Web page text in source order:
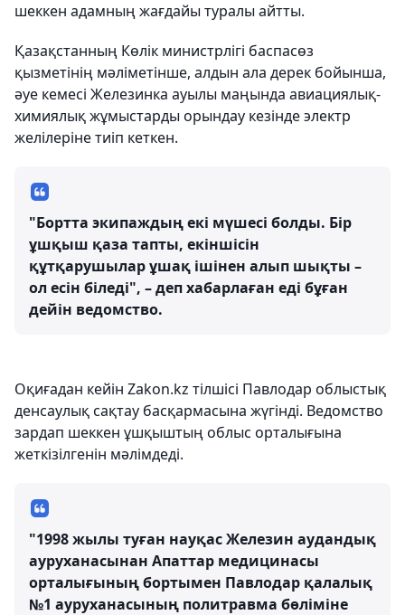
шеккен адамның жағдайы туралы айтты.
Қазақстанның Көлік министрлігі баспасөз
қызметінің мәліметінше, алдын ала дерек бойынша,
әуе кемесі Железинка ауылы маңында авиациялық-
химиялық жұмыстарды орындау кезінде электр
желілеріне тиіп кеткен.
"Бортта экипаждың екі мүшесі болды. Бір
ұшқыш қаза тапты, екіншісін
құтқарушылар ұшақ ішінен алып шықты –
ол есін біледі", – деп хабарлаған еді бұған
дейін ведомство.
Оқиғадан кейін Zakon.kz тілшісі Павлодар облыстық
денсаулық сақтау басқармасына жүгінді. Ведомство
зардап шеккен ұшқыштың облыс орталығына
жеткізілгенін мәлімдеді.
"1998 жылы туған науқас Железин аудандық
ауруханасынан Апаттар медицинасы
орталығының бортымен Павлодар қалалық
№1 ауруханасының политравма бөліміне